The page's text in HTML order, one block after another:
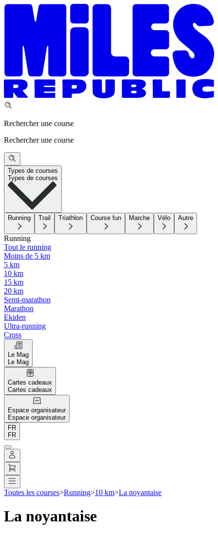
Rechercher une course
Rechercher une course
Types de courses
Types de courses
Running Trail Triathlon Course fun Marche Vélo Autre
Running
Tout le running
Moins de 5 km
5 km
10 km
15 km
20 km
Semi-marathon
Marathon
Ekiden
Ultra-running
Cross
Le Mag
Le Mag
Cartes cadeaux
Cartes cadeaux
Espace organisateur
Espace organisateur
FR
FR
Toutes les courses>Running>10 km>La noyantaise
La noyantaise